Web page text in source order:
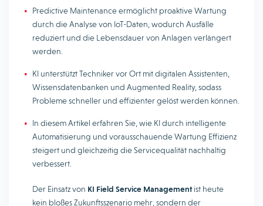
Predictive Maintenance ermöglicht proaktive Wartung
durch die Analyse von IoT-Daten, wodurch Ausfälle
reduziert und die Lebensdauer von Anlagen verlängert
werden.
KI unterstützt Techniker vor Ort mit digitalen Assistenten,
Wissensdatenbanken und Augmented Reality, sodass
Probleme schneller und effizienter gelöst werden können.
In diesem Artikel erfahren Sie, wie KI durch intelligente
Automatisierung und vorausschauende Wartung Effizienz
steigert und gleichzeitig die Servicequalität nachhaltig
verbessert.
Der Einsatz von KI Field Service Managementist heute
kein bloßes Zukunftsszenario mehr, sondern der